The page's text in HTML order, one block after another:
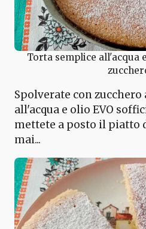
Torta semplice all'acqua
Spolverate con
all'acqua e olio EVO
mettete a posto il piatto
mai...